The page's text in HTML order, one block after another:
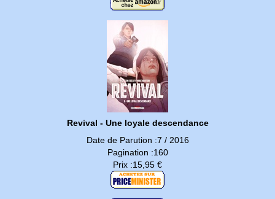
Revival - Une loyale descendance
Date de Parution :7 / 2016
Pagination :160
Prix :15,95 €